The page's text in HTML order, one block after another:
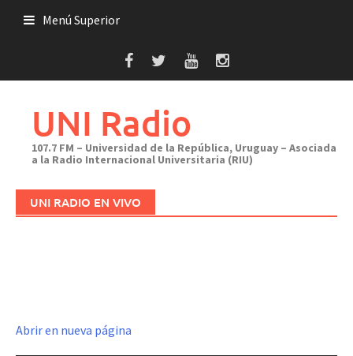
Menú Superior
UNI Radio
107.7 FM – Universidad de la República, Uruguay – Asociada
a la Radio Internacional Universitaria (RIU)
UNI RADIO EN VIVO
Abrir en nueva página